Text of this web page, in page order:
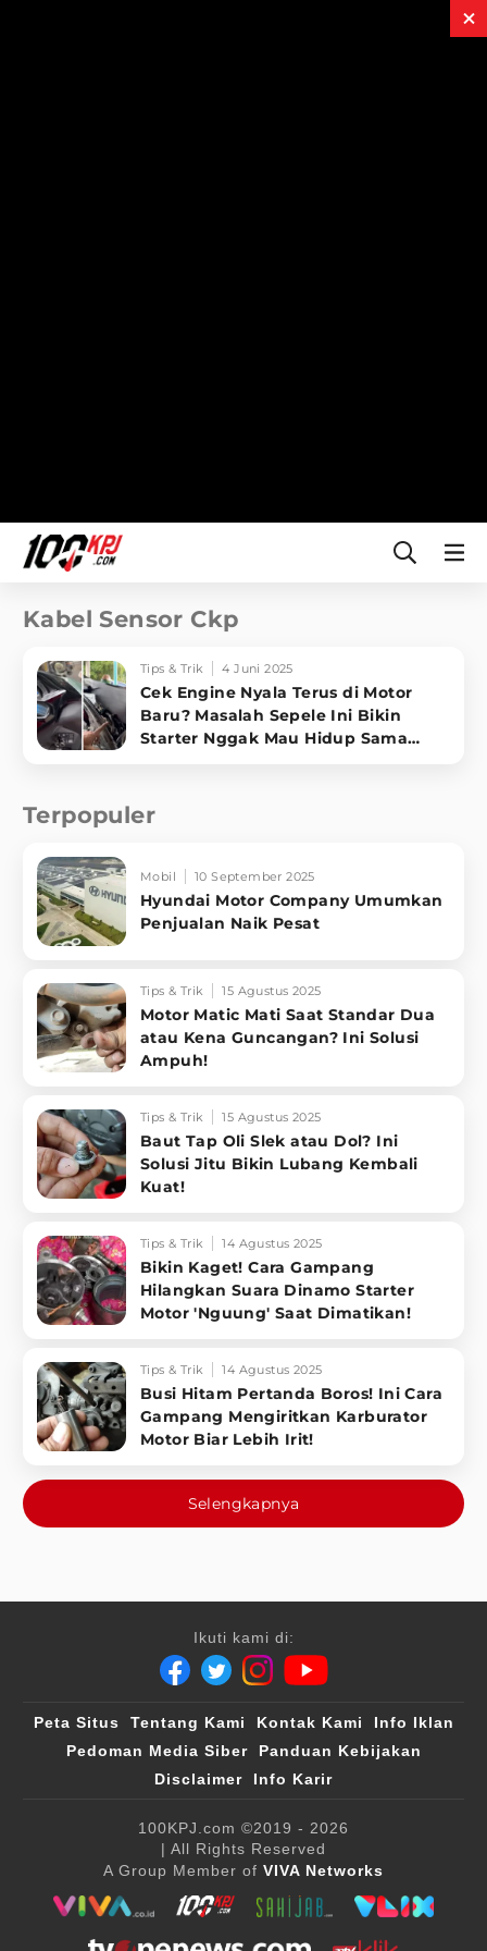
Kabel Sensor Ckp
Tips & Trik 4 Juni 2025
Cek Engine Nyala Terus di Motor
Baru? Masalah Sepele Ini Bikin
Starter Nggak Mau Hidup Sama
Terpopuler
Mobil 10 September 2025
Hyundai Motor Company Umumkan
Penjualan Naik Pesat
Tips & Trik 15 Agustus 2025
Motor Matic Mati Saat Standar Dua
atau Kena Guncangan? Ini Solusi
Ampuh!
Tips & Trik 15 Agustus 2025
Baut Tap Oli Slek atau Dol? Ini
Solusi Jitu Bikin Lubang Kembali
Kuat!
Tips & Trik 14 Agustus 2025
Bikin Kaget! Cara Gampang
Hilangkan Suara Dinamo Starter
Motor 'Nguung' Saat Dimatikan!
Tips & Trik 14 Agustus 2025
Busi Hitam Pertanda Boros! Ini Cara
Gampang Mengiritkan Karburator
Motor Biar Lebih Irit!
Selengkapnya
Ikuti kami di:
Peta Situs Tentang Kami Kontak Kami
Info Iklan
Pedoman Media Siber
Panduan Kebijakan
Disclaimer
Info Karir
100KPJ.com ©2019 - 2026
| All Rights Reserved
A Group Member of VIVA Networks